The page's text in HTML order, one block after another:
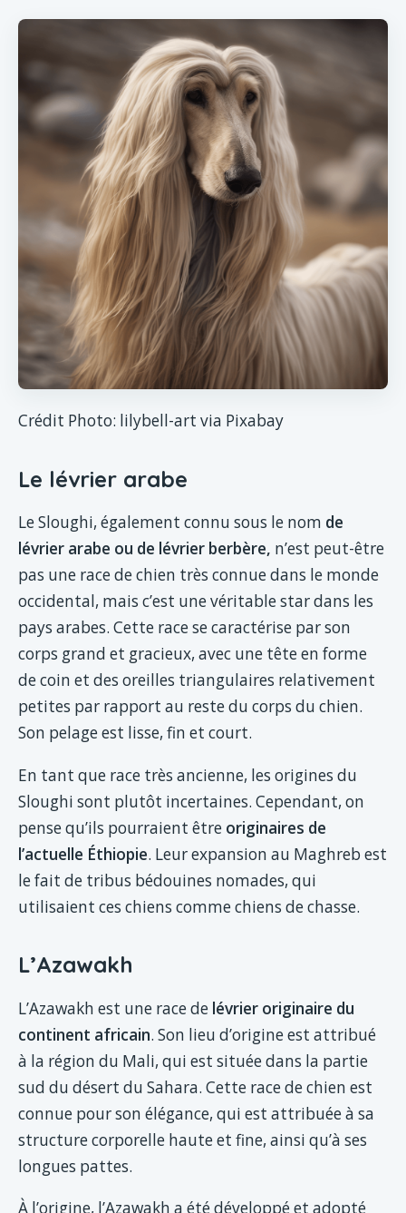
Crédit Photo: lilybell-art via Pixabay
Le lévrier arabe
Le Sloughi, également connu sous le nom de
lévrier arabe ou de lévrier berbère, n’est peut-être
pas une race de chien très connue dans le monde
occidental, mais c’est une véritable star dans les
pays arabes. Cette race se caractérise par son
corps grand et gracieux, avec une tête en forme
de coin et des oreilles triangulaires relativement
petites par rapport au reste du corps du chien.
Son pelage est lisse, fin et court.
En tant que race très ancienne, les origines du
Sloughi sont plutôt incertaines. Cependant, on
pense qu’ils pourraient être originaires de
l’actuelle Éthiopie. Leur expansion au Maghreb est
le fait de tribus bédouines nomades, qui
utilisaient ces chiens comme chiens de chasse.
L’Azawakh
L’Azawakh est une race de lévrier originaire du
continent africain. Son lieu d’origine est attribué
à la région du Mali, qui est située dans la partie
sud du désert du Sahara. Cette race de chien est
connue pour son élégance, qui est attribuée à sa
structure corporelle haute et fine, ainsi qu’à ses
longues pattes.
À l’origine, l’Azawakh a été développé et adopté